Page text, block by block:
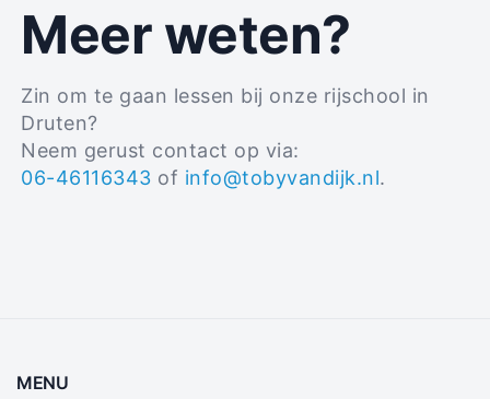
Meer weten?
Zin om te gaan lessen bij onze rijschool in
Druten?
Neem gerust contact op via:
06-46116343 of info@tobyvandijk.nl.
MENU